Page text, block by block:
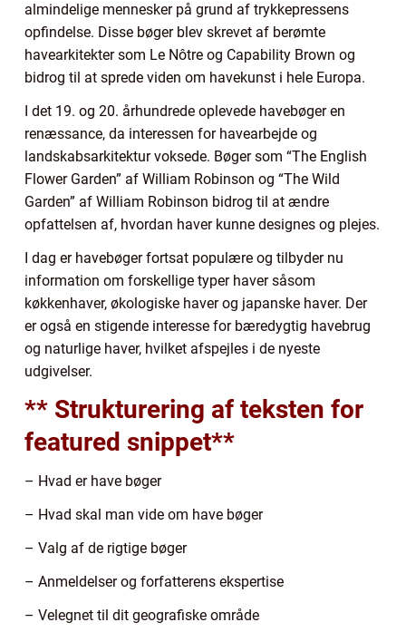
almindelige mennesker på grund af trykkepressens
opfindelse. Disse bøger blev skrevet af berømte
havearkitekter som Le Nôtre og Capability Brown og
bidrog til at sprede viden om havekunst i hele Europa.
I det 19. og 20. århundrede oplevede havebøger en
renæssance, da interessen for havearbejde og
landskabsarkitektur voksede. Bøger som “The English
Flower Garden” af William Robinson og “The Wild
Garden” af William Robinson bidrog til at ændre
opfattelsen af, hvordan haver kunne designes og plejes.
I dag er havebøger fortsat populære og tilbyder nu
information om forskellige typer haver såsom
køkkenhaver, økologiske haver og japanske haver. Der
er også en stigende interesse for bæredygtig havebrug
og naturlige haver, hvilket afspejles i de nyeste
udgivelser.
** Strukturering af teksten for
featured snippet**
– Hvad er have bøger
– Hvad skal man vide om have bøger
– Valg af de rigtige bøger
– Anmeldelser og forfatterens ekspertise
– Velegnet til dit geografiske område